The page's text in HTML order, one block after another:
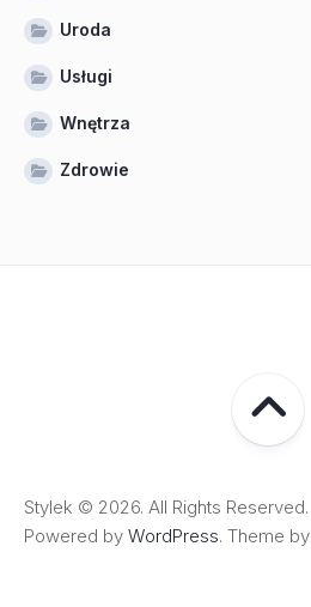
Uroda
Usługi
Wnętrza
Zdrowie
Stylek © 2026. All Rights Reserved.
Powered by WordPress. Theme by